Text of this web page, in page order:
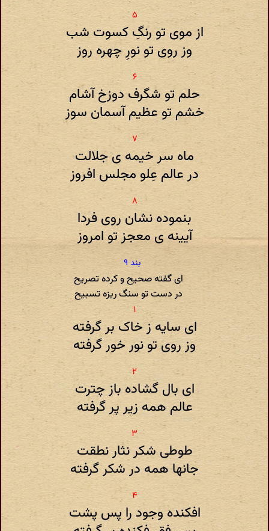
از موی تو رنگِ کسوت شب
وز روی تو نورِ چهره روز
حلم تو شگرف دوزخ آشام
خشم تو عظیم آسمان سوز
ماه سر خیمه ی جلالت
در عالم عِلو مجلس افروز
بنموده نشان روی فردا
آیینه ی معجز تو امروز
ای گفته صحیح و کرده تصریح
در دست تو سنگ ریزه تسبیح
ای سایه ز خاک بر گرفته
وز روی تو نور خور گرفته
ای بال گشاده باز چترت
عالم همه زیر پر گرفته
طوطی شکر نثار نطقت
جانها همه در شکر گرفته
افکنده وجود را پس پشت